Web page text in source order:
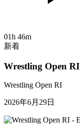
01h 46m
新着
Wrestling Open
Wrestling Open RI
2026年6月29日